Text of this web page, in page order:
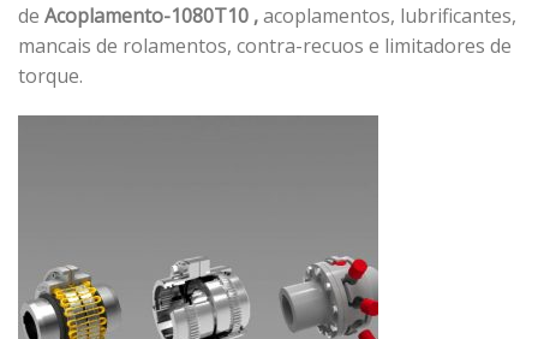
de Acoplamento-1080T10 ,acoplamentos, lubrificantes,
mancais de rolamentos, contra-recuos e limitadores de
torque.